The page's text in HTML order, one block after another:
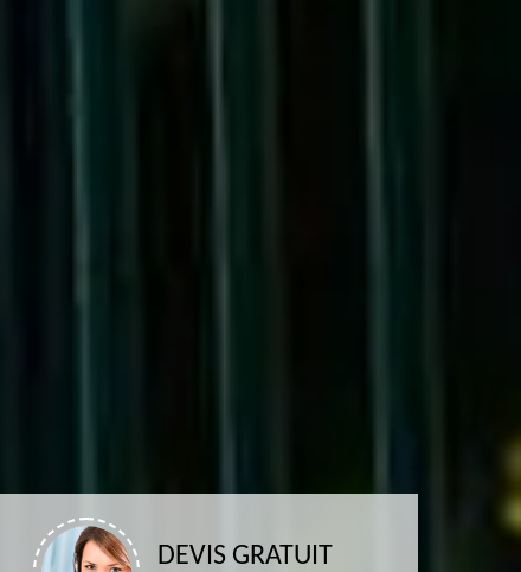
DEVIS GRATUIT